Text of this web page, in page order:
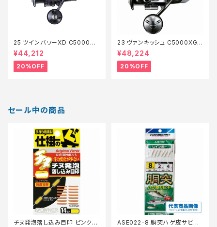
25 ツインパワーXD C5000XG
【特価リール】【20】
¥44,212
20%OFF
23 ヴァンキッシュ C5000XG
【特価リール】【20】
¥48,224
20%OFF
セール中の商品
チヌ発泡落し込み目印 ピンク
ASE022-8 胴突ハゲ皮サビキ